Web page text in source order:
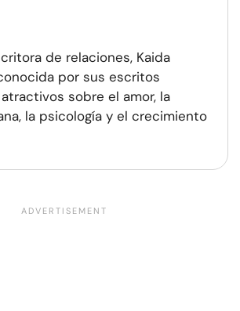
de relaciones, Kaida
por sus escritos
sobre el amor, la
la psicología y el crecimiento